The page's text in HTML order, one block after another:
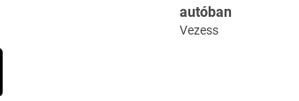
autóban
Vezess